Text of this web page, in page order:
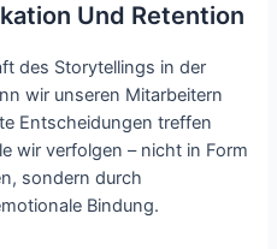
Und Retention
des Storytellings in der
wir unseren Mitarbeitern
Entscheidungen treffen
wir verfolgen – nicht in Form
sondern durch
Bindung.